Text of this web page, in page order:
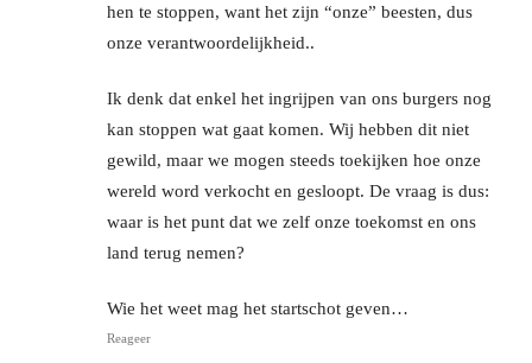
hen te stoppen, want het zijn “onze” beesten, dus
onze verantwoordelijkheid..
Ik denk dat enkel het ingrijpen van ons burgers nog
kan stoppen wat gaat komen. Wij hebben dit niet
gewild, maar we mogen steeds toekijken hoe onze
wereld word verkocht en gesloopt. De vraag is dus:
waar is het punt dat we zelf onze toekomst en ons
land terug nemen?
Wie het weet mag het startschot geven…
Reageer